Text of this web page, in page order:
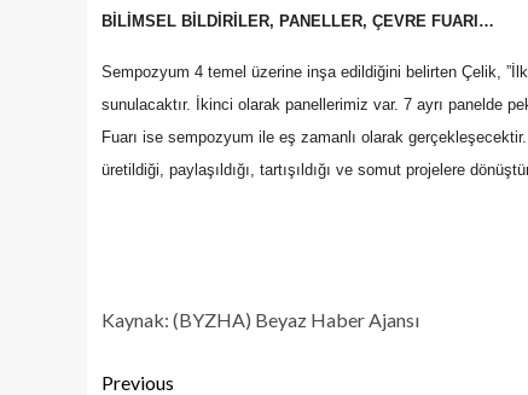
BİLİMSEL BİLDİRİLER, PANELLER, ÇEVRE FUARI…
Sempozyum 4 temel üzerine inşa edildiğini belirten Çelik,
sunulacaktır. İkinci olarak panellerimiz var. 7 ayrı panelde
Fuarı ise sempozyum ile eş zamanlı olarak
üretildiği, paylaşıldığı, tartışıldığı ve somut projelere
Kaynak: (BYZHA) Beyaz Haber Ajansı
Previous